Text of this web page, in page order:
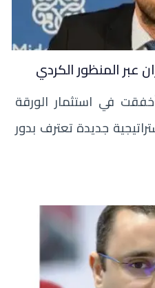
عبر المنظور الكردي
في استثمار الورقة
جديدة تعترف بدور